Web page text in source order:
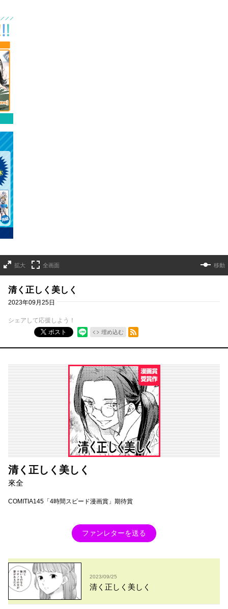
拡大 全画面 移動
清く正しく美しく
2023年09月25日
シェアして応援しよう！
ポスト
埋め込む
RSSフィード
清く正しく美しく
來全
COMITIA145「4時間スピード漫画賞」期待賞
ファンレターを送る
2023/09/25
清く正しく美しく